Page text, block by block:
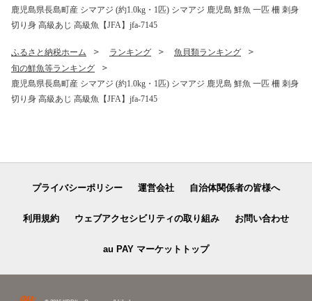
鹿児島県長島町産 シマアジ (約1.0kg・1匹) シマアジ 鹿児島 鮮魚 一匹 柵 刺身
切り身 高級あじ 高級魚【JFA】jfa-7145
ふるさと納税ホーム ランキング
魚貝類ランキング
旬の鮮魚等ランキング
鹿児島県長島町産 シマアジ (約1.0kg・1匹) シマアジ 鹿児島 鮮魚 一匹 柵 刺身
切り身 高級あじ 高級魚【JFA】jfa-7145
プライバシーポリシー 運営会社 自治体関係者の皆様へ
利用規約 ウェブアクセシビリティの取り組み お問い合わせ
au PAY マーケットトップ